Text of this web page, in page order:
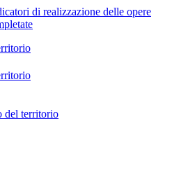
di realizzazione delle opere
del territorio